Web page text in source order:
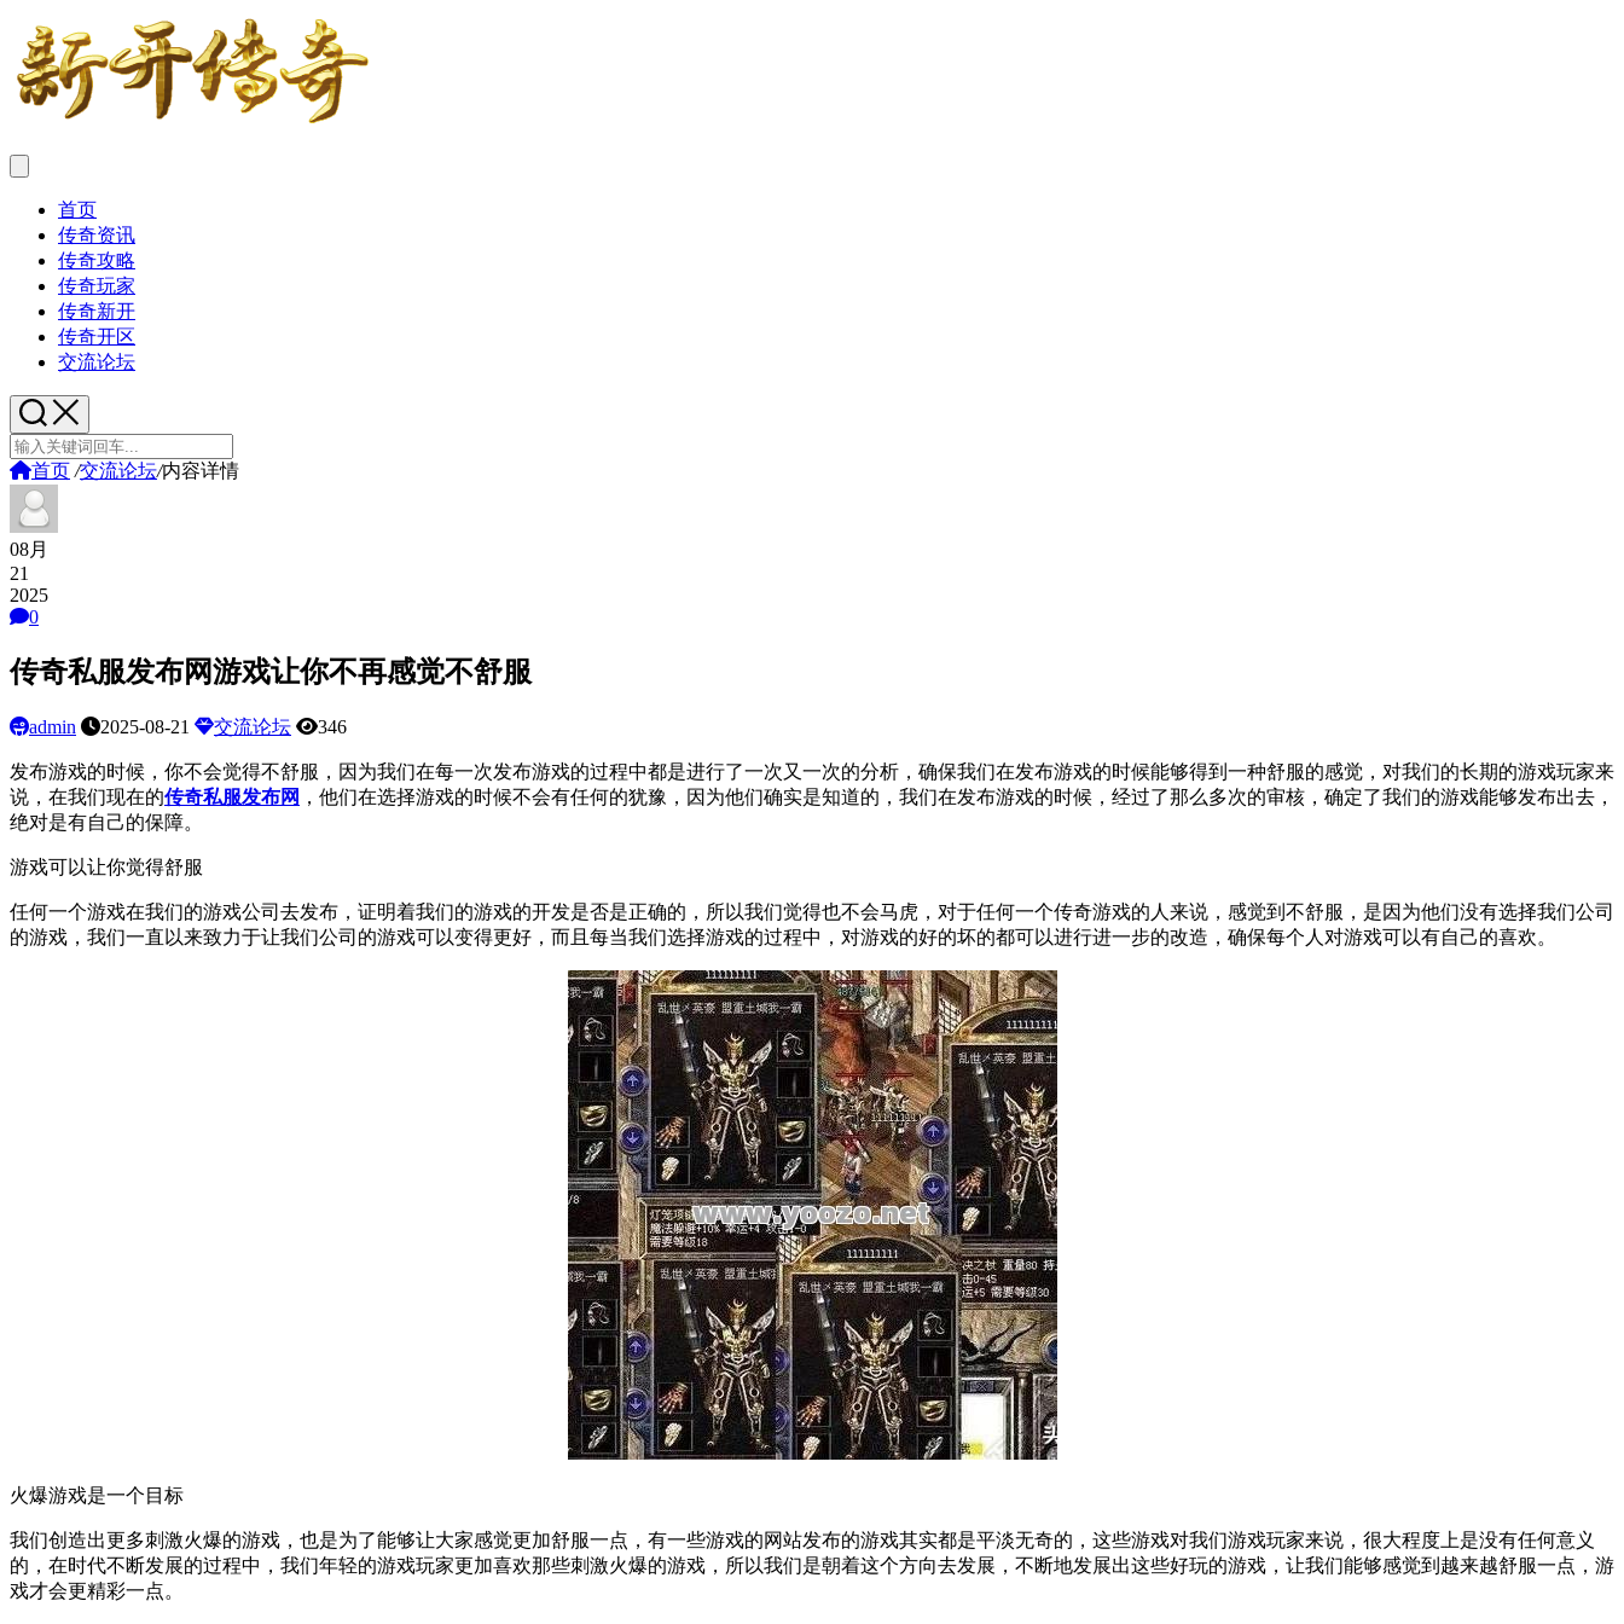
首页
传奇资讯
传奇攻略
传奇玩家
传奇新开
传奇开区
交流论坛
首页 /交流论坛/内容详情
08月
21
2025
0
传奇私服发布网游戏让你不再感觉不舒服
admin 2025-08-21 交流论坛 346
发布游戏的时候，你不会觉得不舒服，因为我们在每一次发布游戏的过程中都是进行了一次又一次的分析，确保我们在发布游戏的时候能够得到一种舒服的感觉，对我们的长期的游戏玩家来
说，在我们现在的传奇私服发布网 ，他们在选择游戏的时候不会有任何的犹豫，因为他们确实是知道的，我们在发布游戏的时候，经过了那么多次的审核，确定了我们的游戏能够发布出去，
绝对是有自己的保障。
游戏可以让你觉得舒服
任何一个游戏在我们的游戏公司去发布，证明着我们的游戏的开发是否是正确的，所以我们觉得也不会马虎，对于任何一个传奇游戏的人来说，感觉到不舒服，是因为他们没有选择我们公司
的游戏，我们一直以来致力于让我们公司的游戏可以变得更好，而且每当我们选择游戏的过程中，对游戏的好的坏的都可以进行进一步的改造，确保每个人对游戏可以有自己的喜欢。
火爆游戏是一个目标
我们创造出更多刺激火爆的游戏，也是为了能够让大家感觉更加舒服一点，有一些游戏的网站发布的游戏其实都是平淡无奇的，这些游戏对我们游戏玩家来说，很大程度上是没有任何意义
的，在时代不断发展的过程中，我们年轻的游戏玩家更加喜欢那些刺激火爆的游戏，所以我们是朝着这个方向去发展，不断地发展出这些好玩的游戏，让我们能够感觉到越来越舒服一点，游
戏才会更精彩一点。